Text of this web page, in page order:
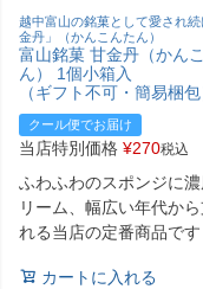
越中富山の銘菓として愛され
金丹」（かんこんたん）
富山銘菓 甘金丹（かん
ん） 1個小箱入
（ギフト不可・簡易梱包
クール便でお届け
当店特別価格 ¥270税込
ふわふわのスポンジに濃
リーム、幅広い年代から
れる当店の定番商品です
カートに入れる